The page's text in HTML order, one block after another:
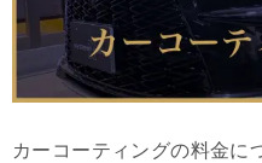
カーコーティングの料金に